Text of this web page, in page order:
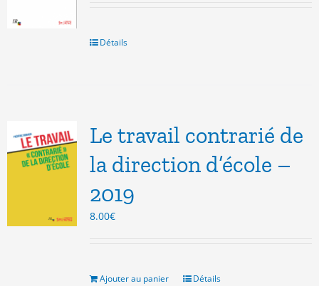
Détails
Le travail contrarié de
la direction d’école –
2019
8.00€
Ajouter au panier Détails